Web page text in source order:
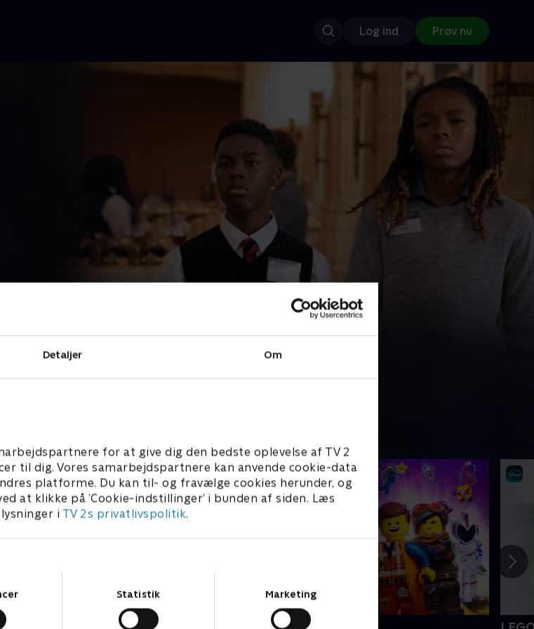
Detaljer Om
for at give dig den bedste oplevelse af TV 2
til dig. Vores samarbejdspartnere kan anvende cookie-data
platforme. Du kan til- og fravælge cookies herunder, og
at klikke på ’Cookie-indstillinger’ i bunden af siden. Læs
i TV 2s privatlivspolitik.
Statistik Marketing
Log ind Prøv nu